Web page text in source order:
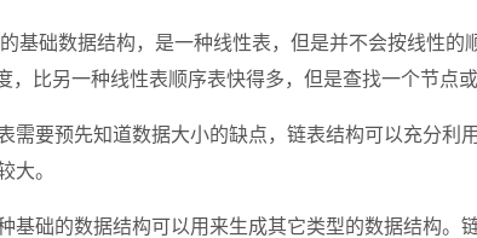
基础数据结构，是一种线性表，但是并不会按线性
，比另一种线性表顺序表快得多，但是查找一个节点
需要预先知道数据大小的缺点，链表结构可以充分
大。
基础的数据结构可以用来生成其它类型的数据结构。